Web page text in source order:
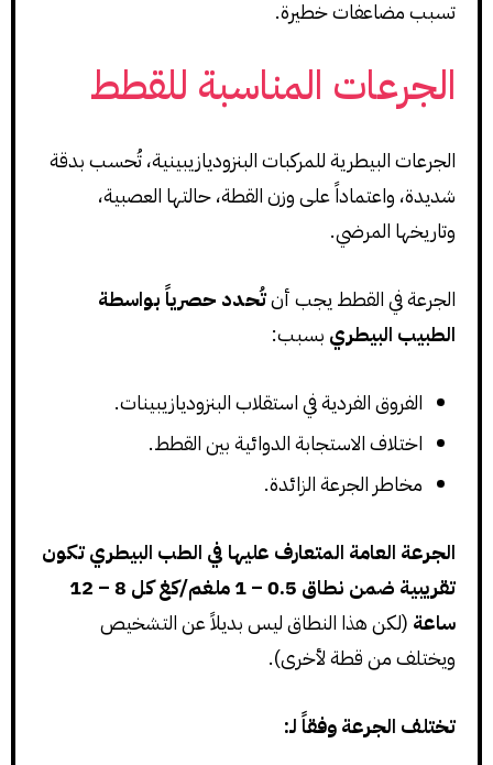
تسبب مضاعفات خطيرة.
الجرعات المناسبة للقطط
الجرعات البيطرية للمركبات البنزوديازيبينية، تُحسب بدقة
شديدة، واعتماداً على وزن القطة، حالتها العصبية،
وتاريخها المرضي.
الجرعة في القطط يجب أنتُحدد حصرياً بواسطة
الطبيب البيطري بسبب:
الفروق الفردية في استقلاب البنزوديازيبينات.
اختلاف الاستجابة الدوائية بين القطط.
مخاطر الجرعة الزائدة.
الجرعة العامة المتعارف عليها في الطب البيطري تكون
تقريبية ضمن نطاق 0.5 – 1 ملغم/كغ كل 8 – 12
ساعة (لكن هذا النطاق ليس بديلاً عن التشخيص
ويختلف من قطة لأخرى).
تختلف الجرعة وفقاً لـ: